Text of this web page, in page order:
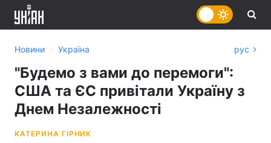
Новини › Україна рус
"Будемо з вами до перемоги":
США та ЄС привітали Україну з
Днем Незалежності
КАТЕРИНА ГІРНИК